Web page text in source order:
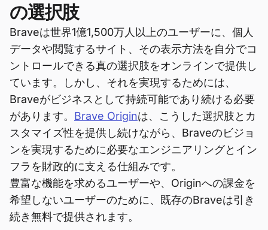
の選択肢
Braveは世界1億1,500万人以上のユーザーに、個人
データや閲覧するサイト、その表示方法を自分でコ
ントロールできる真の選択肢をオンラインで提供し
ています。しかし、それを実現するためには、
Braveがビジネスとして持続可能であり続ける必要
があります。 Brave Originは、こうした選択肢とカ
スタマイズ性を提供し続けながら、Braveのビジョ
ンを実現するために必要なエンジニアリングとイン
フラを財政的に支える仕組みです。
豊富な機能を求めるユーザーや、Originへの課金を
希望しないユーザーのために、既存のBraveは引き
続き無料で提供されます。